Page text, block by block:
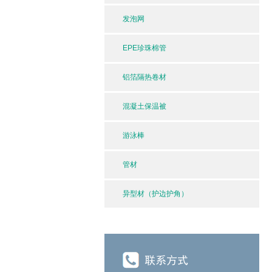
发泡网
EPE珍珠棉管
铝箔隔热卷材
混凝土保温被
游泳棒
管材
异型材（护边护角）